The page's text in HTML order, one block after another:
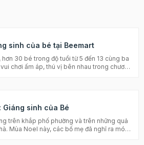
sinh của bé tại Beemart
30 bé trong độ tuổi từ 5 đến 13 cùng ba
chơi ấm áp, thú vị bên nhau trong chương
đã được chuẩn bị từ rất sớm để chào
ra chương trình, các bé đã được trải
thú vị như cuộc thi vẽ icing bánh
sinh của Bé
trên khắp phố phường và trên những quả
Mùa Noel này, các bố mẹ đã nghĩ ra món